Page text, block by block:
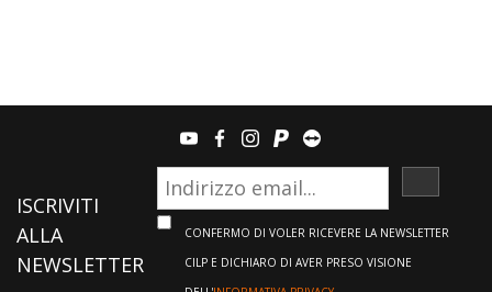
youtubefacebook
instagram
paypalteamviewer
ISCRIVITI
ALLA
NEWSLETTER
CONFERMO DI VOLER RICEVERE LA NEWSLETTER
CILP E DICHIARO DI AVER PRESO VISIONE